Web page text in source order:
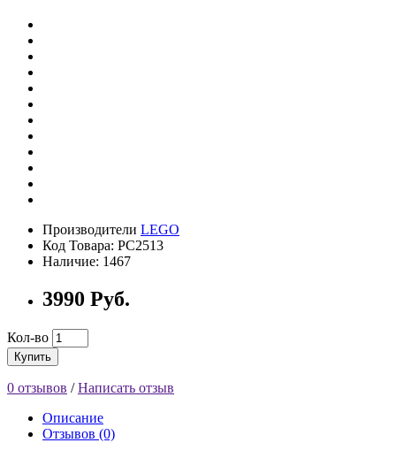
Производители LEGO
Код Товара: PC2513
Наличие: 1467
3990 Руб.
Кол-во
Купить
0 отзывов /Написать отзыв
Описание
Отзывов (0)